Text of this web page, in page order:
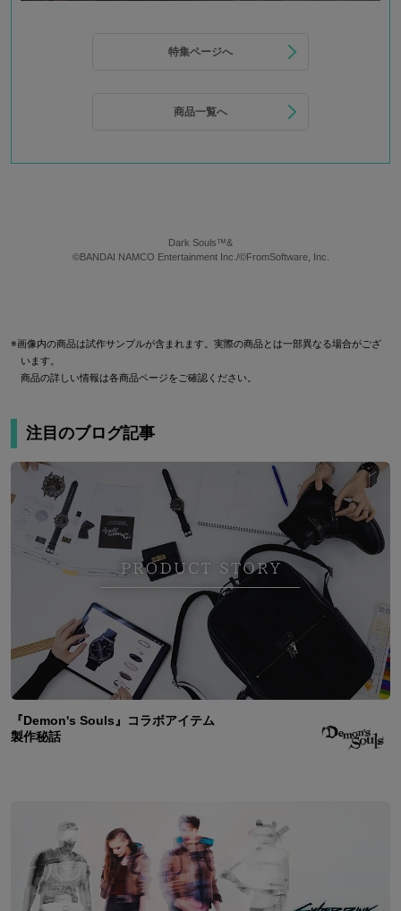
特集ページへ
商品一覧へ
Dark Souls™&
©BANDAI NAMCO Entertainment Inc./©FromSoftware, Inc.
※画像内の商品は試作サンプルが含まれます。実際の商品とは一部異なる場合がござ
います。
商品の詳しい情報は各商品ページをご確認ください。
注目のブログ記事
『Demon's Souls』コラボアイテム
製作秘話